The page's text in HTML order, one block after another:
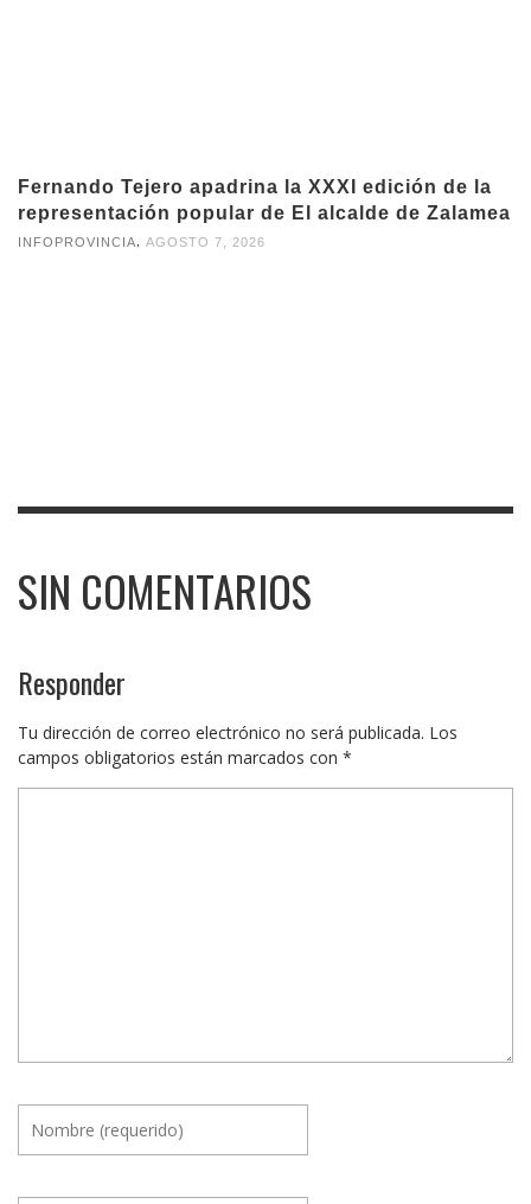
Fernando Tejero apadrina la XXXI edición de la
representación popular de El alcalde de Zalamea
INFOPROVINCIA AGOSTO 7, 2026
SIN COMENTARIOS
Responder
Tu dirección de correo electrónico no será publicada. Los
campos obligatorios están marcados con *